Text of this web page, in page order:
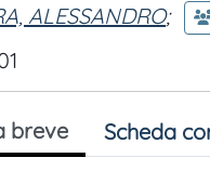
ALESSANDRO;
breve Scheda